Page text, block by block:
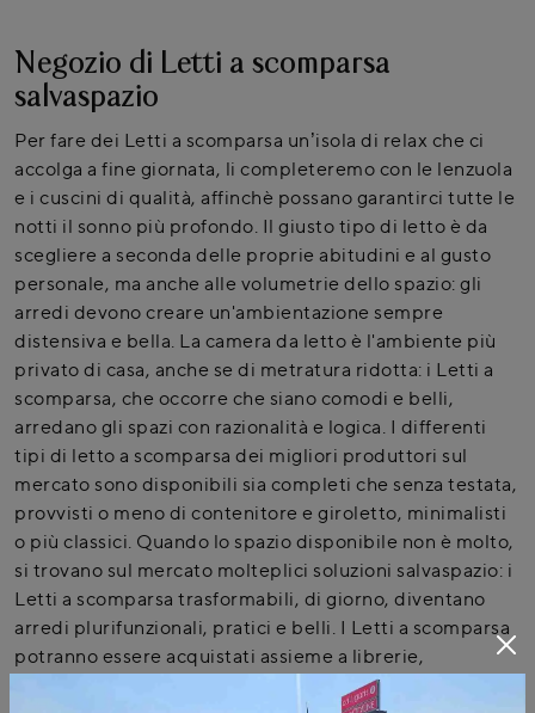
Negozio di Letti a scomparsa
salvaspazio
Per fare dei Letti a scomparsa un’isola di relax che ci
accolga a fine giornata, li completeremo con le lenzuola
e i cuscini di qualità, affinchè possano garantirci tutte le
notti il sonno più profondo. Il giusto tipo di letto è da
scegliere a seconda delle proprie abitudini e al gusto
personale, ma anche alle volumetrie dello spazio: gli
arredi devono creare un'ambientazione sempre
distensiva e bella. La camera da letto è l'ambiente più
privato di casa, anche se di metratura ridotta: i Letti a
scomparsa, che occorre che siano comodi e belli,
arredano gli spazi con razionalità e logica. I differenti
tipi di letto a scomparsa dei migliori produttori sul
mercato sono disponibili sia completi che senza testata,
provvisti o meno di contenitore e giroletto, minimalisti
o più classici. Quando lo spazio disponibile non è molto,
si trovano sul mercato molteplici soluzioni salvaspazio: i
Letti a scomparsa trasformabili, di giorno, diventano
arredi plurifunzionali, pratici e belli. I Letti a scomparsa
potranno essere acquistati assieme a librerie,
armadiature, comodini, comò e settimanali abbinati,